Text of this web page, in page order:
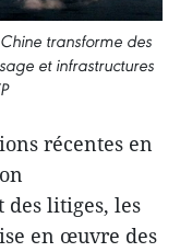
transforme des
et infrastructures
récentes en
litiges, les
en œuvre des